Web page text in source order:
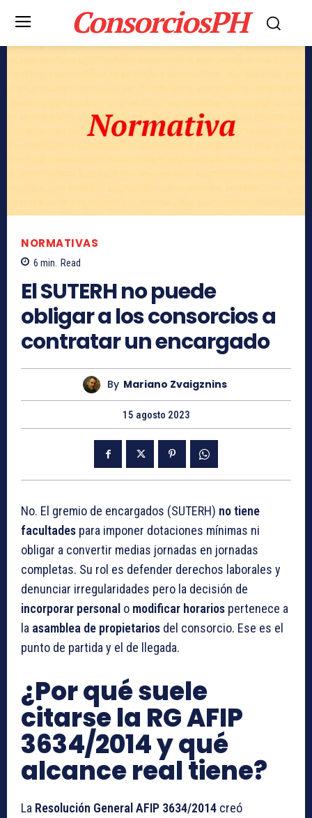
ConsorciosPH
NORMATIVAS
6 min. Read
El SUTERH no puede
obligar a los consorcios a
contratar un encargado
By Mariano Zvaigznins
15 agosto 2023
No. El gremio de encargados (SUTERH) no tiene
facultades para imponer dotaciones mínimas ni
obligar a convertir medias jornadas en jornadas
completas. Su rol es defender derechos laborales y
denunciar irregularidades pero la decisión de
incorporar personal o modificar horarios pertenece a
la asamblea de propietarios del consorcio. Ese es el
punto de partida y el de llegada.
¿Por qué suele
citarse la RG AFIP
3634/2014 y qué
alcance real tiene?
La Resolución General AFIP 3634/2014 creó